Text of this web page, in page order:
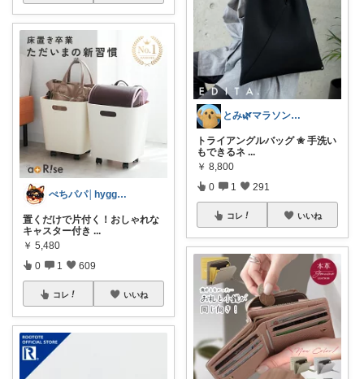
ぺちパパ│hyggeな心意気を大切に🌿
置くだけで片付く！おしゃれな
キャスター付き ...
￥ 5,480
0 1 609
コレ いいね
とみ🌿マラソン後半戦🔥
トライアングルバッグ ✬ 手洗い
もできるネ ...
￥ 8,800
0 1 291
コレ いいね